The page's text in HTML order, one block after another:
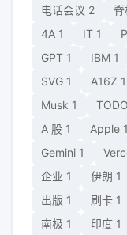
电话会议 2 脊
4A 1 IT 1
GPT 1 IBM 1
SVG 1 A16Z 1
Musk 1 TODO
A 股 1 Apple 1
Gemini 1
企业 1 伊朗 1
出版 1 刷卡 1
南极 1 印度 1